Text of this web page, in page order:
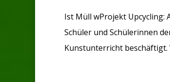
Ist Müll wProjekt Upcycling:
Schüler und Schülerinnen
Kunstunterricht beschäftigt.